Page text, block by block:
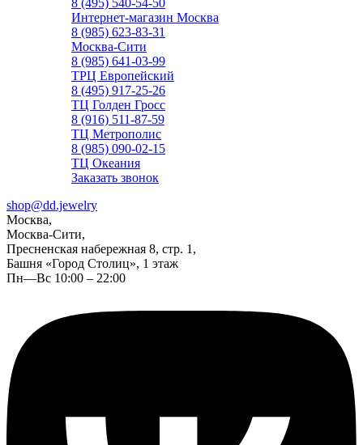
8 (495) 540-54-50
Интернет-магазин Москва
8 (985) 623-83-31
Москва-Сити
8 (985) 641-03-99
ТРЦ Европейский
8 (495) 917-25-26
ТЦ Голден Гросс
8 (916) 511-87-59
ТЦ Метрополис
8 (985) 090-02-15
ТЦ Океания
Заказать звонок
shop@dd.jewelry
Москва,
Москва-Сити,
Пресненская набережная 8, стр. 1,
Башня «Город Столиц», 1 этаж
Пн—Вс 10:00 – 22:00